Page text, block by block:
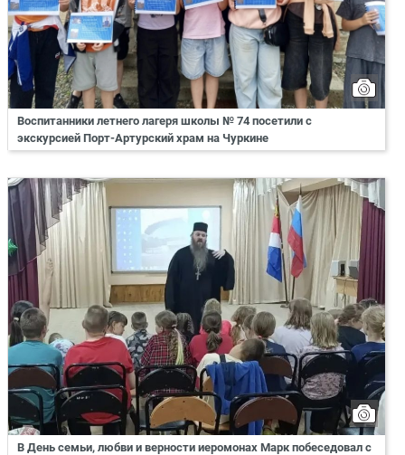
Воспитанники летнего лагеря школы № 74 посетили с
экскурсией Порт-Артурский храм на Чуркине
В День семьи, любви и верности иеромонах Марк побеседовал с